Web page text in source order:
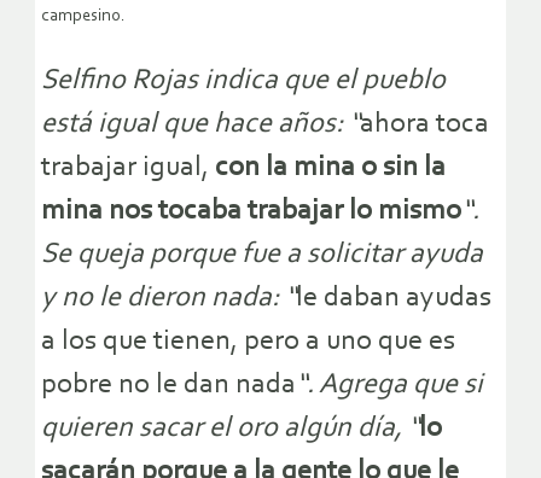
campesino.
Selfino Rojas indica que el pueblo
está igual que hace años: “ahora toca
trabajar igual, con la mina o sin la
mina nos tocaba trabajar lo mismo“.
Se queja porque fue a solicitar ayuda
y no le dieron nada: “le daban ayudas
a los que tienen, pero a uno que es
pobre no le dan nada “. Agrega que si
quieren sacar el oro algún día, “lo
sacarán porque a la gente lo que le